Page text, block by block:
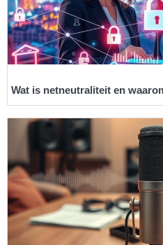
Wat is netneutraliteit en